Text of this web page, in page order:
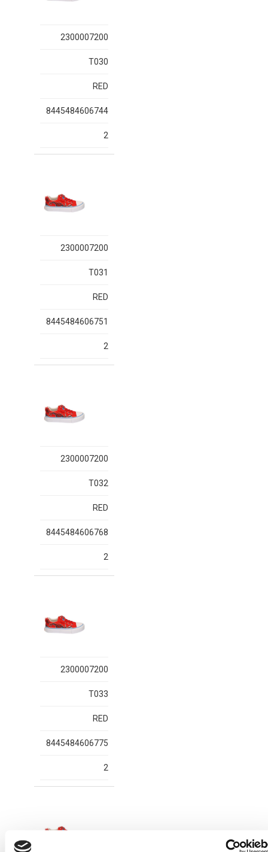
2300007200
T030
RED
8445484606744
2
2300007200
T031
RED
8445484606751
2
2300007200
T032
RED
8445484606768
2
2300007200
T033
RED
8445484606775
2